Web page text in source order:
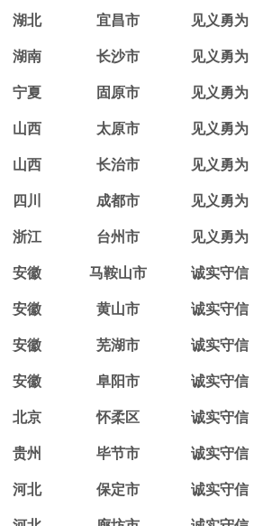
湖北 宜昌市 见义勇为
湖南 长沙市 见义勇为
宁夏 固原市 见义勇为
山西 太原市 见义勇为
山西 长治市 见义勇为
四川 成都市 见义勇为
浙江 台州市 见义勇为
安徽 马鞍山市 诚实守信
安徽 黄山市 诚实守信
安徽 芜湖市 诚实守信
安徽 阜阳市 诚实守信
北京 怀柔区 诚实守信
贵州 毕节市 诚实守信
河北 保定市 诚实守信